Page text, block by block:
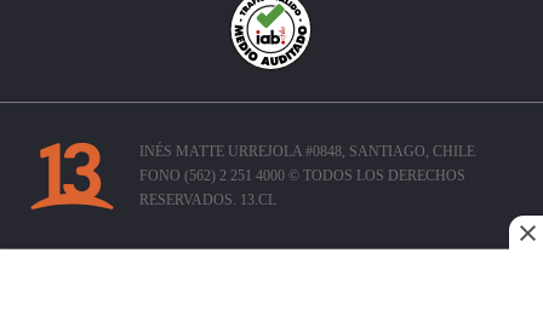
INÉS MATTE URREJOLA #0848, SANTIAGO, CHILE
FONO (562) 2 251 4000 © TODOS LOS DERECHOS
RESERVADOS. 13.CL